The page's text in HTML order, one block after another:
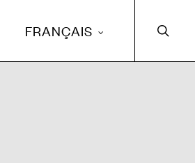
FRANÇAIS
a
c